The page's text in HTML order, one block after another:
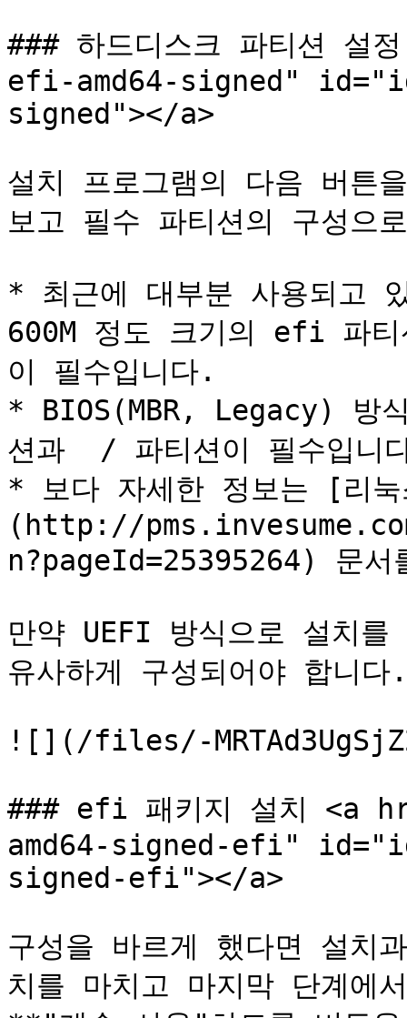
### 하드디스크 파티션
efi-amd64-signed"
signed"></a>
설치 프로그램의 다음 버튼
보고 필수 파티션의 구성으
* 최근에 대부분 사용되고
600M 정도 크기의 efi 파
이 필수입니다.
* BIOS(MBR, Legacy) 방
션과  / 파티션이 필수입니
* 보다 자세한 정보는 [리
(http://
n?pageId=25395264) 문서
만약 UEFI 방식으로 설치를
유사하게 구성되어야 합니다.
![](/files/-
### efi 패키지 설치
amd64-signed-efi"
signed-efi"></a>
구성을 바르게 했다면 설치
치를 마치고 마지막 단계에